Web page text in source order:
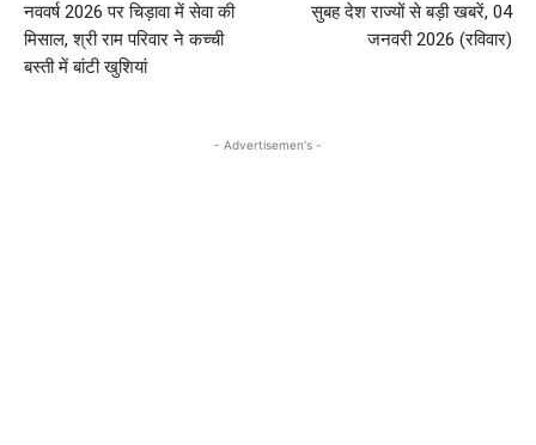
नववर्ष 2026 पर चिड़ावा में सेवा की
मिसाल, श्री राम परिवार ने कच्ची
बस्ती में बांटी खुशियां
सुबह देश राज्यों से बड़ी खबरें, 04
जनवरी 2026 (रविवार)
- Advertisemen's -